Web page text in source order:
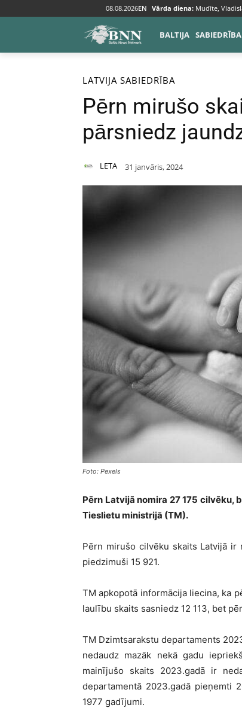
08.08.2026EN Vārda diena: Mudīte,
BALTIJA SABIEDRĪBA
Sākums Baltija Latvija
LATVIJA SABIEDRĪBA
Pērn mirušo
pārsniedz
LETA 31 janvāris, 2024
Foto: Pexels
Pērn Latvijā nomira 27 175 cilvēku,
Tieslietu ministrijā (TM).
Pērn mirušo cilvēku skaits Latvijā ir
piedzimuši 15 921.
TM apkopotā informācija liecina, ka
laulību skaits sasniedz 12 113, bet
TM Dzimtsarakstu departaments
nedaudz mazāk nekā gadu
mainījušo skaits 2023.gadā ir
departamentā 2023.gadā pieņemti
1977 gadījumi.